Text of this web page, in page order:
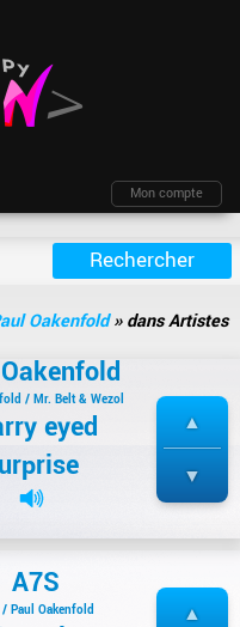
Moteur de recherche
Archives
Contact
Plan du site
Mon compte
Oakenfold» dans Artistes
/ Mr. Belt & Wezol
eyed
A7S
/ Paul Oakenfold